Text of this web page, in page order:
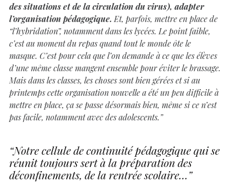
des situations et de la circulation du virus), adapter
l’organisation pédagogique. Et, parfois, mettre en place de
“l’hybridation”, notamment dans les lycées. Le point faible,
c’est au moment du repas quand tout le monde ôte le
masque. C’est pour cela que l’on demande à ce que les élèves
d’une même classe mangent ensemble pour éviter le brassage.
Mais dans les classes, les choses sont bien gérées et si au
printemps cette organisation nouvelle a été un peu difficile à
mettre en place, ça se passe désormais bien, même si ce n’est
pas facile, notamment avec des adolescents.”
“Notre cellule de continuité pédagogique qui se
réunit toujours sert à la préparation des
déconfinements, de la rentrée scolaire…”